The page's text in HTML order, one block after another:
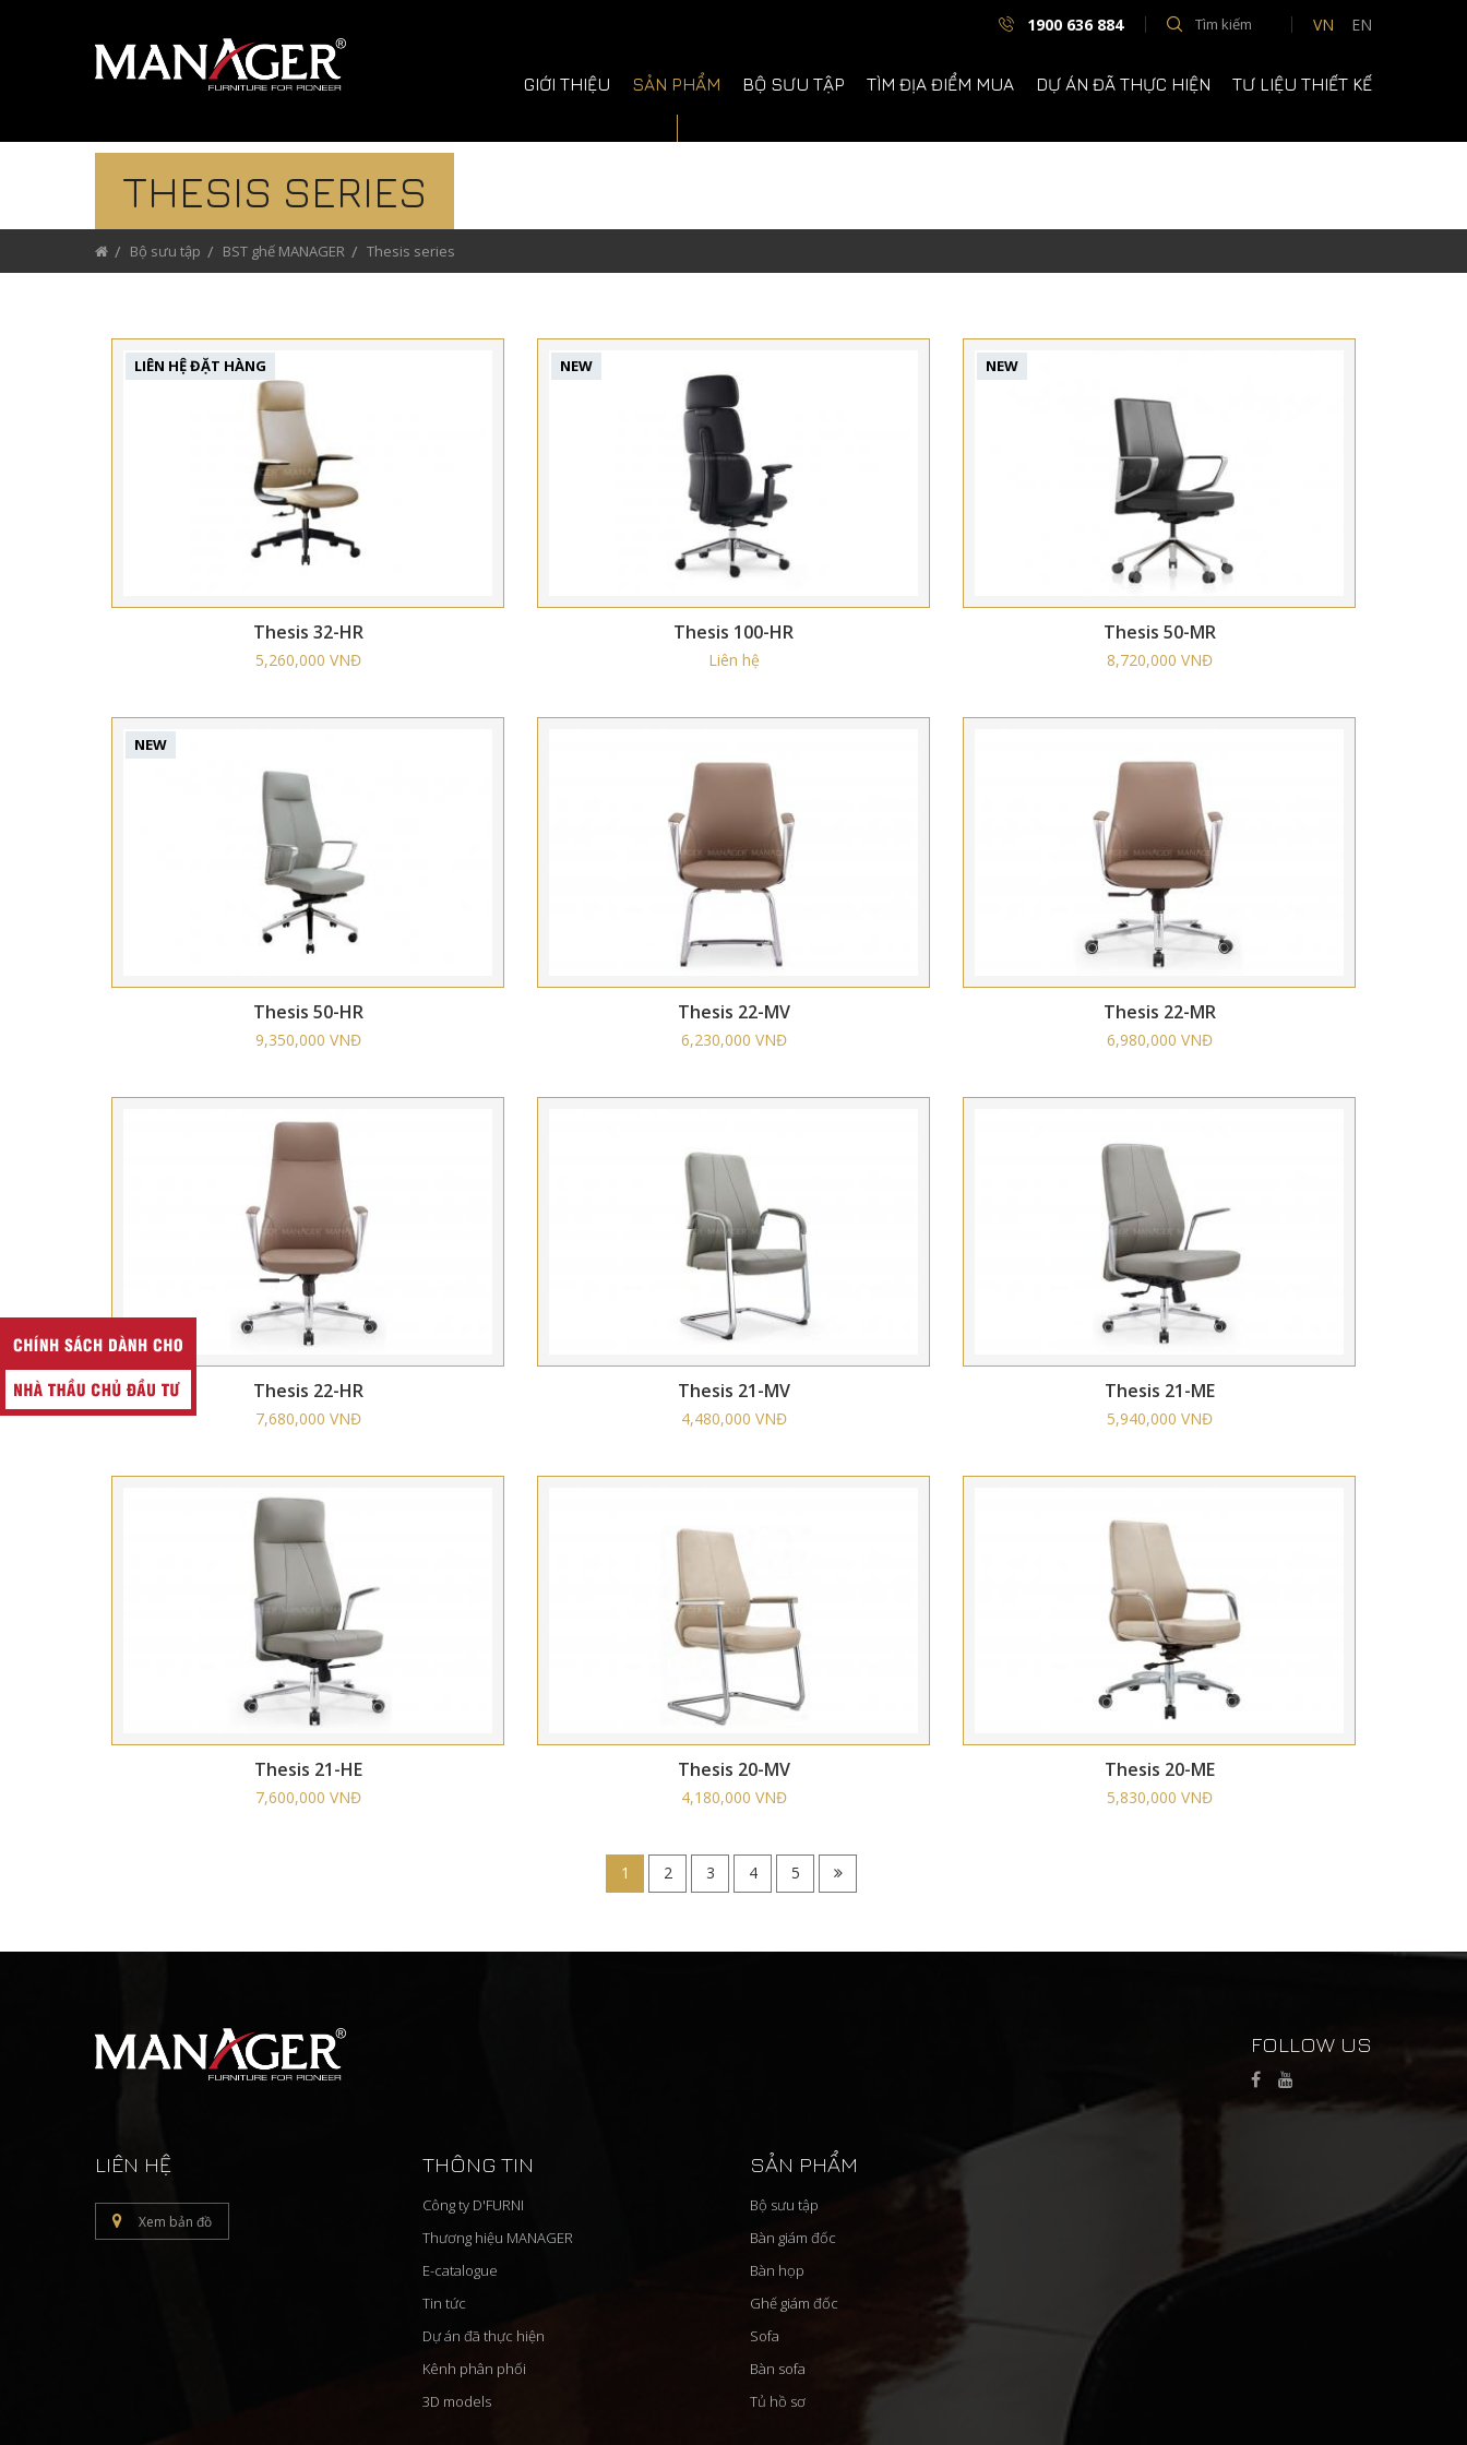
1900 636 884 VN EN
GIỚI THIỆU SẢN PHẨM BỘ SƯU TẬP TÌM ĐỊA ĐIỂM MUA DỰ ÁN ĐÃ THỰC HIỆN TƯ LIỆU THIẾT KẾ
THESIS SERIES
Bộ sưu tập BST ghế MANAGER Thesis series
LIÊN HỆ ĐẶT HÀNG
Thesis 32-HR
5,260,000 VNĐ
NEW
Thesis 100-HR
Liên hệ
NEW
Thesis 50-MR
8,720,000 VNĐ
NEW
Thesis 50-HR
9,350,000 VNĐ
Thesis 22-MV
6,230,000 VNĐ
Thesis 22-MR
6,980,000 VNĐ
Thesis 22-HR
7,680,000 VNĐ
Thesis 21-MV
4,480,000 VNĐ
Thesis 21-ME
5,940,000 VNĐ
Thesis 21-HE
7,600,000 VNĐ
Thesis 20-MV
4,180,000 VNĐ
Thesis 20-ME
5,830,000 VNĐ
1 2 3 4 5
FOLLOW US
LIÊN HỆ
Xem bản đồ
THÔNG TIN
Công ty D'FURNI
Thương hiệu MANAGER
E-catalogue
Tin tức
Dự án đã thực hiện
Kênh phân phối
3D models
SẢN PHẨM
Bộ sưu tập
Bàn giám đốc
Bàn họp
Ghế giám đốc
Sofa
Bàn sofa
Tủ hồ sơ